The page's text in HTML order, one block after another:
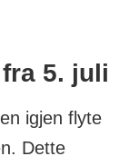
5. juli
igjen flyte
Dette